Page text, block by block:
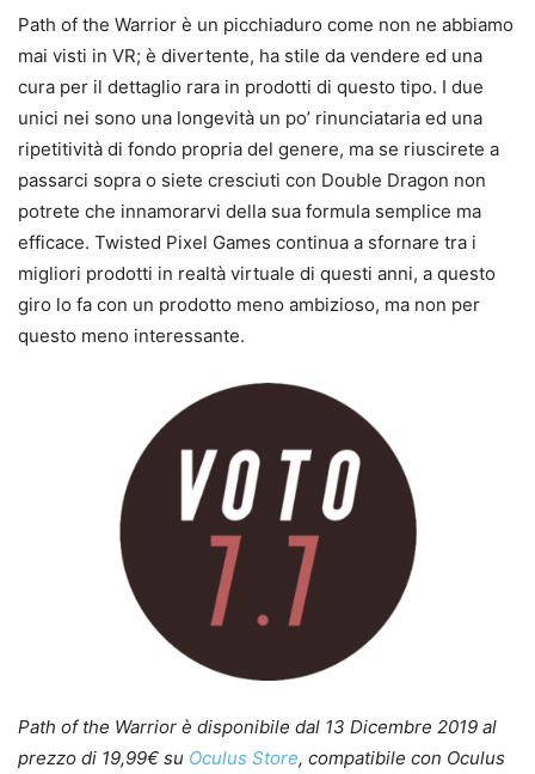
Path of the Warrior è un picchiaduro come non ne abbiamo
mai visti in VR; è divertente, ha stile da vendere ed una
cura per il dettaglio rara in prodotti di questo tipo. I due
unici nei sono una longevità un po’ rinunciataria ed una
ripetitività di fondo propria del genere, ma se riuscirete a
passarci sopra o siete cresciuti con Double Dragon non
potrete che innamorarvi della sua formula semplice ma
efficace. Twisted Pixel Games continua a sfornare tra i
migliori prodotti in realtà virtuale di questi anni, a questo
giro lo fa con un prodotto meno ambizioso, ma non per
questo meno interessante.
Path of the Warrior è disponibile dal 13 Dicembre 2019 al
prezzo di 19,99€ su Oculus Store, compatibile con Oculus